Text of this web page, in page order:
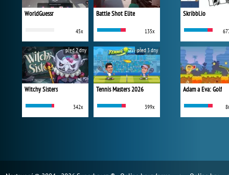
WorldGuessr
45x
Battle Shot Elite
135x
Witchy Sisters
342x
před 2 dny
Tennis Masters 2026
399x
před 3 dny
Skribbl.io
Adam a Eva: Golf